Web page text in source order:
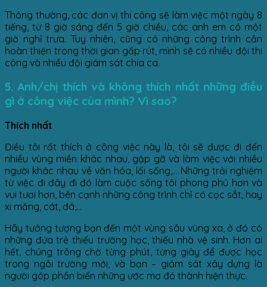
Thông thường, các đơn vị thi công sẽ làm việc một ngày 8
tiếng, từ 8 giờ sáng đến 5 giờ chiều, các anh em có một
giờ nghỉ trưa. Tuy nhiên, cũng có những công trình cần
hoàn thiện trong thời gian gấp rút, mình sẽ có nhiều đội thi
công và nhiều đội giám sát chia ca.
5. Anh/chị thích và không thích nhất những điều
gì ở công việc của mình? Vì sao?
Thích nhất
Điều tôi rất thích ở công việc này là, tôi sẽ được đi đến
nhiều vùng miền khác nhau, gặp gỡ và làm việc với nhiều
người khác nhau về văn hóa, lối sống,… Những trải nghiệm
từ việc đi đây đi đó làm cuộc sống tôi phong phú hơn và
vui tươi hơn, bên cạnh những công trình chỉ có cọc sắt, hay
xi măng, cát, đá,…
Hãy tưởng tượng bạn đến một vùng sâu vùng xa, ở đó có
những đứa trẻ thiếu trường học, thiếu nhà vệ sinh. Hơn ai
hết, chúng trông chờ từng phút, từng giây để được học
trong ngôi trường mới, và bạn – giám sát xây dựng là
người góp phần biến những ước mơ đó thành hiện thực.